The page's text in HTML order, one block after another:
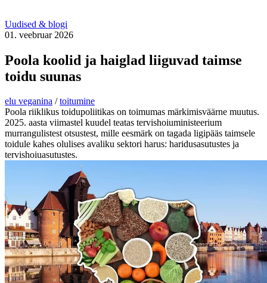
Uudised & blogi
01. veebruar 2026
Poola koolid ja haiglad liiguvad taimse
toidu suunas
elu veganina / toitumine
Poola riiklikus toidupoliitikas on toimumas märkimisväärne muutus.
2025. aasta viimastel kuudel teatas tervishoiuministeerium
murrangulistest otsustest, mille eesmärk on tagada ligipääs taimsele
toidule kahes olulises avaliku sektori harus: haridusasutustes ja
tervishoiuasutustes.